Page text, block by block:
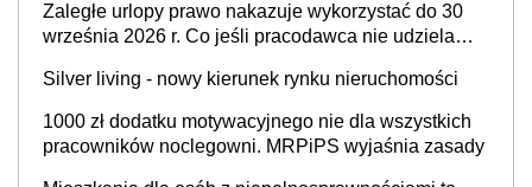
Zaległe urlopy prawo nakazuje wykorzystać do 30
września 2026 r. Co jeśli pracodawca nie udziela
Silver living - nowy kierunek rynku nieruchomości
1000 zł dodatku motywacyjnego nie dla wszystkich
pracowników noclegowni. MRPiPS wyjaśnia zasady